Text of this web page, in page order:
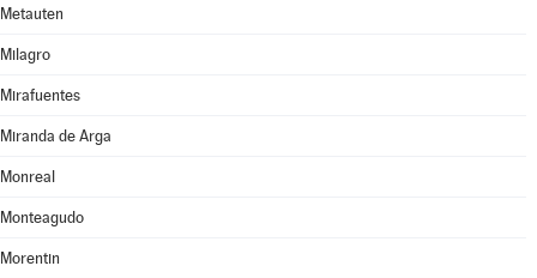
Metauten
Milagro
Mirafuentes
Miranda de Arga
Monreal
Monteagudo
Morentin